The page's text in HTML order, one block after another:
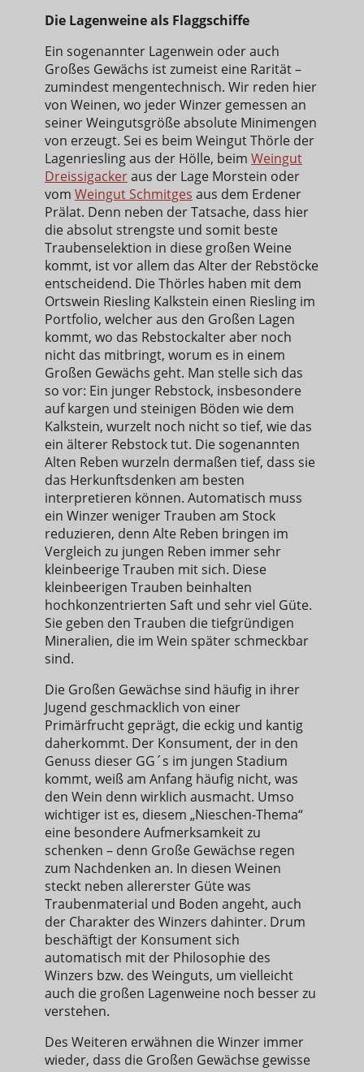
Die Lagenweine als Flaggschiffe
Ein sogenannter Lagenwein oder auch
Großes Gewächs ist zumeist eine Rarität –
zumindest mengentechnisch. Wir reden hier
von Weinen, wo jeder Winzer gemessen an
seiner Weingutsgröße absolute Minimengen
von erzeugt. Sei es beim Weingut Thörle der
Lagenriesling aus der Hölle, beim Weingut
Dreissigackeraus der Lage Morstein oder
vom Weingut Schmitges aus dem Erdener
Prälat. Denn neben der Tatsache, dass hier
die absolut strengste und somit beste
Traubenselektion in diese großen Weine
kommt, ist vor allem das Alter der Rebstöcke
entscheidend. Die Thörles haben mit dem
Ortswein Riesling Kalkstein einen Riesling im
Portfolio, welcher aus den Großen Lagen
kommt, wo das Rebstockalter aber noch
nicht das mitbringt, worum es in einem
Großen Gewächs geht. Man stelle sich das
so vor: Ein junger Rebstock, insbesondere
auf kargen und steinigen Böden wie dem
Kalkstein, wurzelt noch nicht so tief, wie das
ein älterer Rebstock tut. Die sogenannten
Alten Reben wurzeln dermaßen tief, dass sie
das Herkunftsdenken am besten
interpretieren können. Automatisch muss
ein Winzer weniger Trauben am Stock
reduzieren, denn Alte Reben bringen im
Vergleich zu jungen Reben immer sehr
kleinbeerige Trauben mit sich. Diese
kleinbeerigen Trauben beinhalten
hochkonzentrierten Saft und sehr viel Güte.
Sie geben den Trauben die tiefgründigen
Mineralien, die im Wein später schmeckbar
sind.
Die Großen Gewächse sind häufig in ihrer
Jugend geschmacklich von einer
Primärfrucht geprägt, die eckig und kantig
daherkommt. Der Konsument, der in den
Genuss dieser GG´s im jungen Stadium
kommt, weiß am Anfang häufig nicht, was
den Wein denn wirklich ausmacht. Umso
wichtiger ist es, diesem „Nieschen-Thema“
eine besondere Aufmerksamkeit zu
schenken – denn Große Gewächse regen
zum Nachdenken an. In diesen Weinen
steckt neben allererster Güte was
Traubenmaterial und Boden angeht, auch
der Charakter des Winzers dahinter. Drum
beschäftigt der Konsument sich
automatisch mit der Philosophie des
Winzers bzw. des Weinguts, um vielleicht
auch die großen Lagenweine noch besser zu
verstehen.
Des Weiteren erwähnen die Winzer immer
wieder, dass die Großen Gewächse gewisse